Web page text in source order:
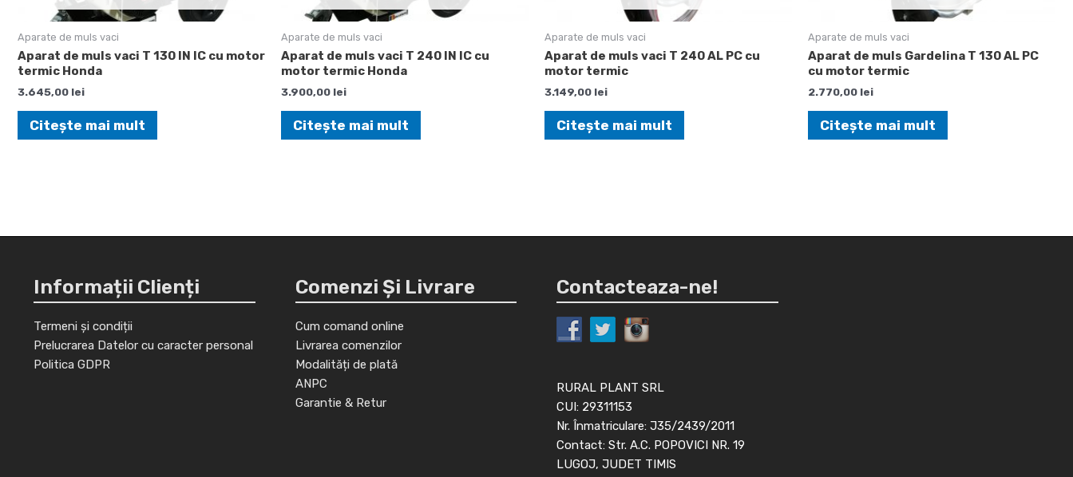
Aparate de muls vaci
Aparat de muls vaci T 130 IN IC cu motor
termic Honda
3.645,00 lei
Citește mai mult
Aparate de muls vaci
Aparat de muls vaci T 240 IN IC cu
motor termic Honda
3.900,00 lei
Citește mai mult
Aparate de muls vaci
Aparat de muls vaci T 240 AL PC cu
motor termic
3.149,00 lei
Citește mai mult
Aparate de muls vaci
Aparat de muls Gardelina T 130 AL PC
cu motor termic
2.770,00 lei
Citește mai mult
Informații Clienți
Termeni și condiții
Prelucrarea Datelor cu caracter personal
Politica GDPR
Comenzi Și Livrare
Cum comand online
Livrarea comenzilor
Modalități de plată
ANPC
Garantie & Retur
Contacteaza-ne!
RURAL PLANT SRL
CUI: 29311153
Nr. Înmatriculare: J35/2439/2011
Contact: Str. A.C. POPOVICI NR. 19
LUGOJ, JUDET TIMIS